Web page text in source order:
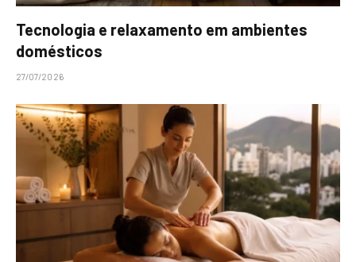
Tecnologia e relaxamento em ambientes
domésticos
27/07/2026